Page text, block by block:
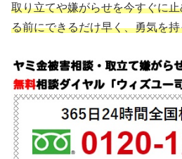
取り立てや嫌がらせを今すぐに
る前にできるだけ早く、勇気を